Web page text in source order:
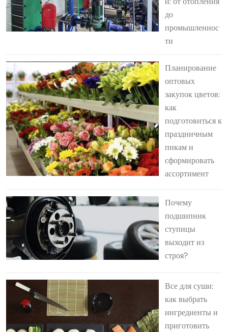
до
промышленнос
ти
Планирование
оптовых
закупок цветов:
как
подготовиться к
праздничным
пикам и
сформировать
ассортимент
Почему
подшипник
ступицы
выходит из
строя?
Все для суши:
как выбрать
ингредиенты и
приготовить